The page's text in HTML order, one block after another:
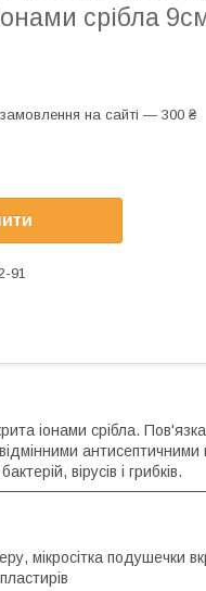
срібла
на сайті — 300 ₴
91
іонами срібла.
відмінними
вірусів і грибків.
мікросітка подушечки